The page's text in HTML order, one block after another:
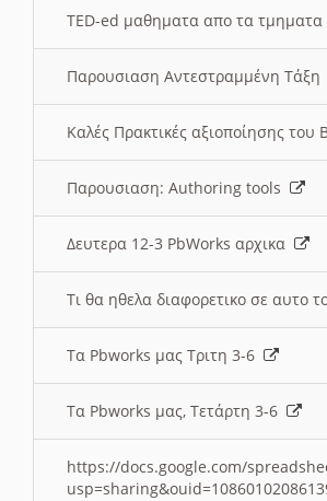
TED-ed μαθηματα απο τα τμηματα
Παρουσιαση Αντεστραμμένη Τάξη
Καλές Πρακτικές αξιοποίησης του
Παρουσιαση: Authoring tools
Δευτερα 12-3 PbWorks αρχικα
Τι θα ηθελα διαφορετικο σε αυτο
Τα Pbworks μας Τριτη 3-6
Τα Pbworks μας, Τετάρτη 3-6
https://docs.google.com/